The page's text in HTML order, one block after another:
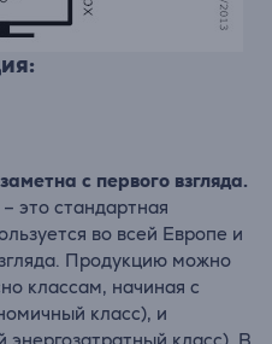
с первого взгляда.
это стандартная
во всей Европе и
Продукцию можно
классам, начиная с
класс), и
энергозатратный класс). В